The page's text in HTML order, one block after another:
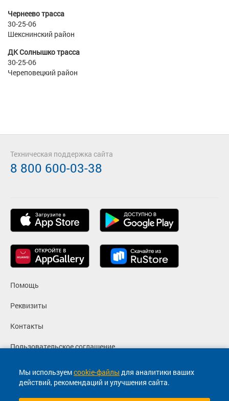
Чернеево трасса
30-25-06
Шекснинский район
ДК Солнышко трасса
30-25-06
Череповецкий район
Мы используемcookie-файлы для аналитики ваших
действий, рекомендаций и улучшения сайта.
Помощь
Реквизиты
Контакты
Пользовательское соглашение
Политика конфиденциальности
Согласие на маркетинговые сообщения
Техническая поддержка сайта
8 800 600-03-38